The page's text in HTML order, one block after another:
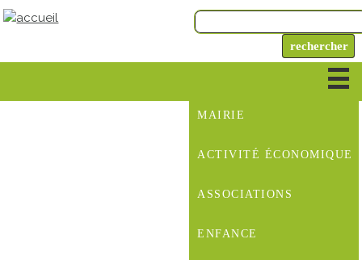
MAIRIE
ACTIVITÉ ÉCONOMIQUE
ASSOCIATIONS
ENFANCE